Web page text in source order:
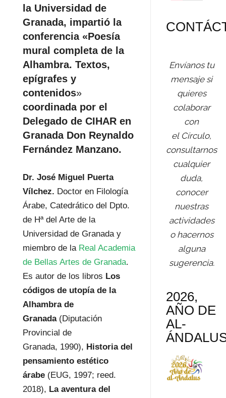
la Universidad de
Granada, impartió la
conferencia «Poesía
mural completa de la
Alhambra. Textos,
epígrafes y
contenidos»
coordinada por el
Delegado de CIHAR en
Granada Don Reynaldo
Fernández Manzano.
Dr. José Miguel Puerta
Vílchez. Doctor en Filología
Árabe, Catedrático del Dpto.
de Hª del Arte de la
Universidad de Granada y
miembro de la Real Academia
de Bellas Artes de Granada.
Es autor de los libros Los
códigos de utopía de la
Alhambra de
Granada(Diputación
Provincial de
Granada, 1990), Historia del
pensamiento estético
árabe(EUG, 1997; reed.
2018), La aventura del
Envíanos tu
mensaje si
quieres
colaborar
con
el Círculo,
consultarnos
cualquier
duda,
conocer
nuestras
actividades
o hacernos
alguna
sugerencia.
2026,
AÑO DE
AL-